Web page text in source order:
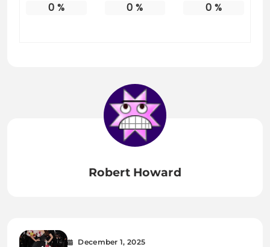
0 % 0 % 0 %
Robert Howard
December 1, 2025